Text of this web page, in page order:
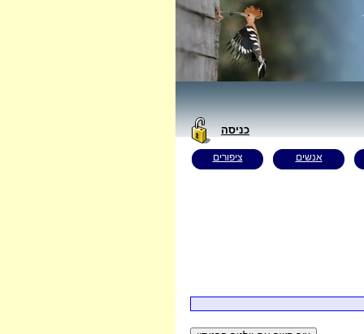
כניסה
אנשים ציפורים